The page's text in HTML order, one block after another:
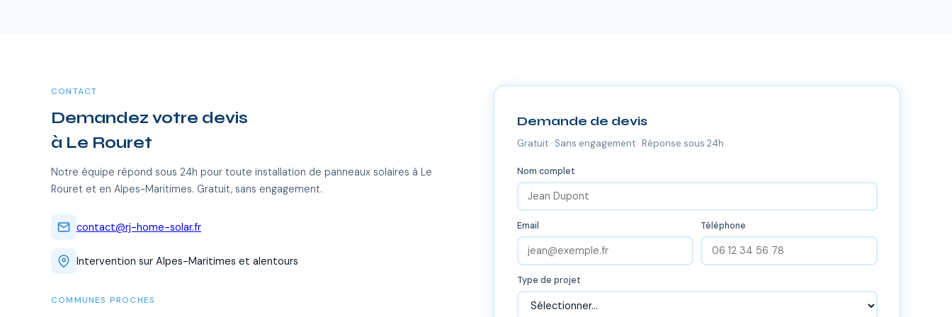
CONTACT
Demandez votre devis
à Le Rouret
Notre équipe répond sous 24h pour toute installation de panneaux solaires à Le
Rouret et en Alpes-Maritimes. Gratuit, sans engagement.
contact@rj-home-solar.fr
Intervention sur Alpes-Maritimes et alentours
COMMUNES PROCHES
Demande de devis
Gratuit · Sans engagement · Réponse sous 24h
Nom complet
Email Téléphone
Type de projet